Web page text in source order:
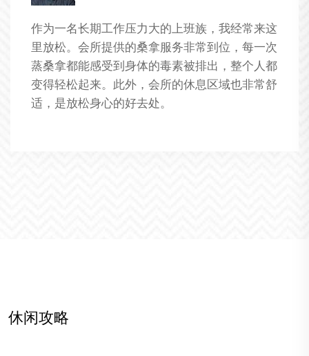
我对于这家养生桑拿会所的服务非常满意。这里
的技师们都经过专业的培训，服务非常到位。我
特别喜欢这里的个性化服务，每次来都能享受到
不同的养生项目，让我的身体得到了全面的放松
和恢复。
休闲攻略